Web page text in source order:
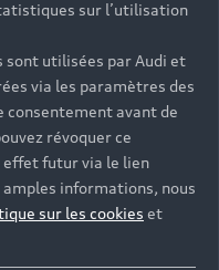
sur l’utilisation
sont utilisées par Audi et
via les paramètres des
consentement avant de
révoquer ce
futur via le lien
amples informations, nous
sur les cookies et